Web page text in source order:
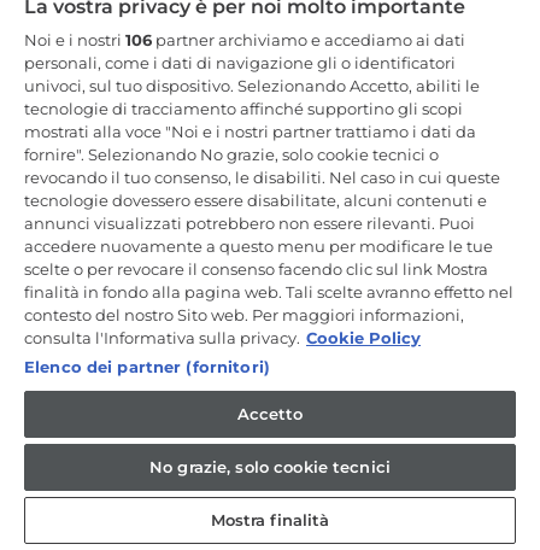
Resta in Contatto
Iscriviti Ora
CANDY HOOVER GROUP S.r.I. - a Socio Unico - SEDE LEGALE: Via
Comolli, 57 - 20861 Brugherio (MB) - Italia - SEDI AMMINISTRATIVE:
Via Privata Eden Fumagalli snc - 20861 Brugherio (MB) e Via Trento
n. 20/A-22 - 20871 Vimercate (MB) - Italia - Tel.: +39.039.2086.1 - Fax:
+39.039.2086.237 - Capitale sociale € 35.000.000,00 i.v. - Cod.
Fiscale e n. iscr. al Registro Imprese di Milano-Monza-Brianza-Lodi
04666310158 - P. IVA 00786860965 - Numero REA: MB-1033934 -
direzione e coordinamento di Candy S.p.A. - Casella PEC:
candyhoovergroupsrl@legalmail.it
IT / Italiano
La vostra privacy è per noi molto importante
Noi e i nostri 106 partner archiviamo e accediamo ai dati
personali, come i dati di navigazione gli o identificatori
univoci, sul tuo dispositivo. Selezionando Accetto, abiliti le
tecnologie di tracciamento affinché supportino gli scopi
mostrati alla voce "Noi e i nostri partner trattiamo i dati da
fornire". Selezionando No grazie, solo cookie tecnici o
revocando il tuo consenso, le disabiliti. Nel caso in cui queste
tecnologie dovessero essere disabilitate, alcuni contenuti e
annunci visualizzati potrebbero non essere rilevanti. Puoi
accedere nuovamente a questo menu per modificare le tue
scelte o per revocare il consenso facendo clic sul link Mostra
finalità in fondo alla pagina web. Tali scelte avranno effetto nel
contesto del nostro Sito web. Per maggiori informazioni,
consulta l'Informativa sulla privacy. Cookie Policy
Elenco dei partner (fornitori)
Accetto
No grazie, solo cookie tecnici
Mostra finalità